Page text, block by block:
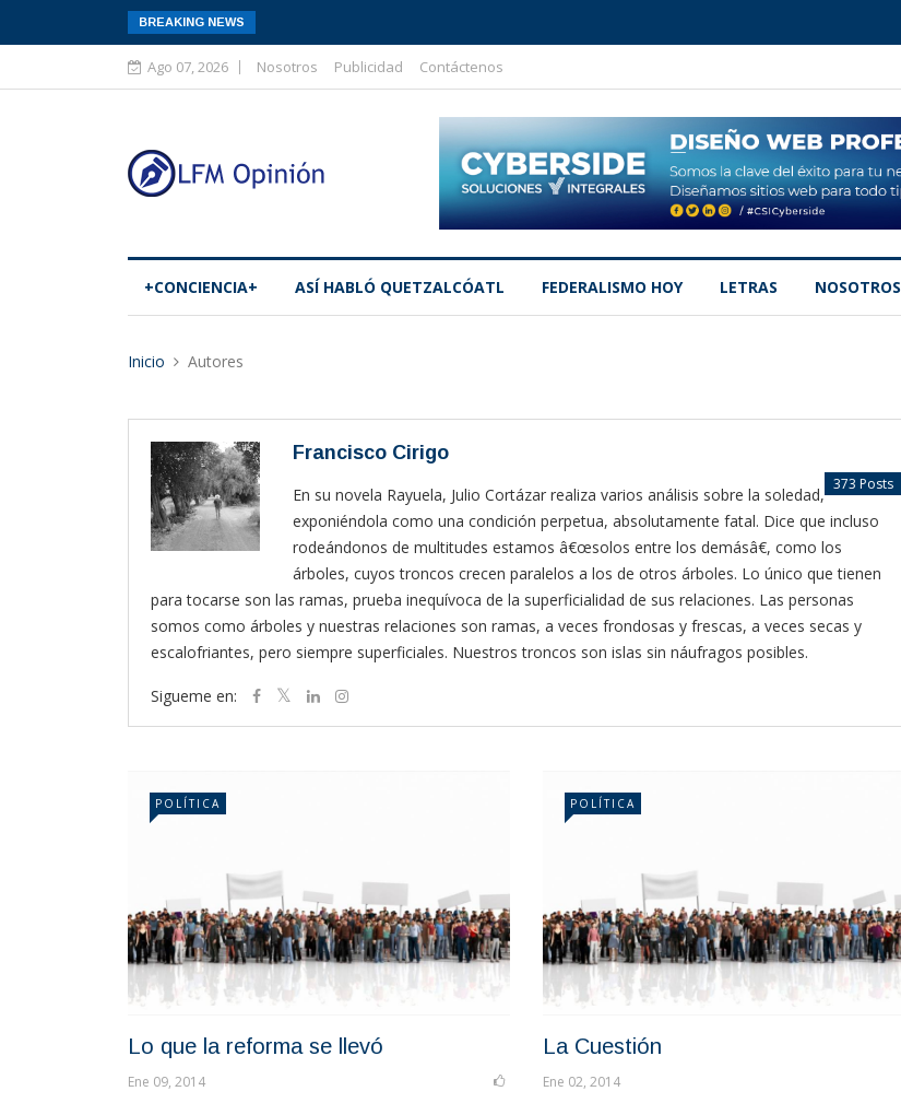
BREAKING NEWS
Ago 07, 2026 Nosotros Publicidad Contáctenos
+CONCIENCIA+ ASÍ­ HABLÓ QUETZALCÓATL FEDERALISMO HOY LETRAS NOSOTROS
Inicio Autores
Francisco Cirigo
373 Posts
En su novela Rayuela, Julio Cortázar realiza varios análisis sobre la soledad,
exponiéndola como una condición perpetua, absolutamente fatal. Dice que incluso
rodeándonos de multitudes estamos â€œsolos entre los demásâ€, como los
árboles, cuyos troncos crecen paralelos a los de otros árboles. Lo único que tienen
para tocarse son las ramas, prueba inequívoca de la superficialidad de sus relaciones. Las personas
somos como árboles y nuestras relaciones son ramas, a veces frondosas y frescas, a veces secas y
escalofriantes, pero siempre superficiales. Nuestros troncos son islas sin náufragos posibles.
Sigueme en:
POLÍTICA
Lo que la reforma se llevó
Ene 09, 2014
POLÍTICA
La Cuestión
Ene 02, 2014